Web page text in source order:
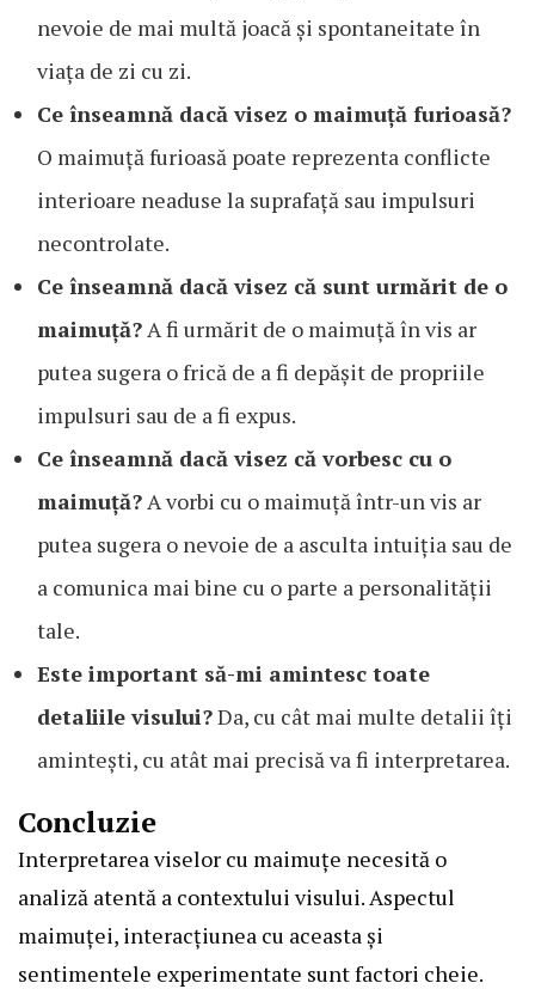
nevoie de mai multă joacă și spontaneitate în
viața de zi cu zi.
Ce înseamnă dacă visez o maimuță furioasă?
O maimuță furioasă poate reprezenta conflicte
interioare neaduse la suprafață sau impulsuri
necontrolate.
Ce înseamnă dacă visez că sunt urmărit de o
maimuță? A fi urmărit de o maimuță în vis ar
putea sugera o frică de a fi depășit de propriile
impulsuri sau de a fi expus.
Ce înseamnă dacă visez că vorbesc cu o
maimuță? A vorbi cu o maimuță într-un vis ar
putea sugera o nevoie de a asculta intuiția sau de
a comunica mai bine cu o parte a personalității
tale.
Este important să-mi amintesc toate
detaliile visului?Da, cu cât mai multe detalii îți
amintești, cu atât mai precisă va fi interpretarea.
Concluzie
Interpretarea viselor cu maimuțe necesită o
analiză atentă a contextului visului. Aspectul
maimuței, interacțiunea cu aceasta și
sentimentele experimentate sunt factori cheie.